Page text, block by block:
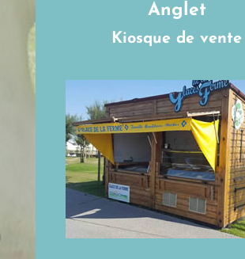
Anglet
Kiosque de vente